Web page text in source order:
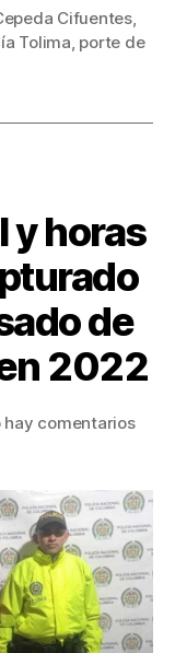
Cifuentes,
Tolima, porte de
y horas
de
2022
hay comentariosen
la
y
fue